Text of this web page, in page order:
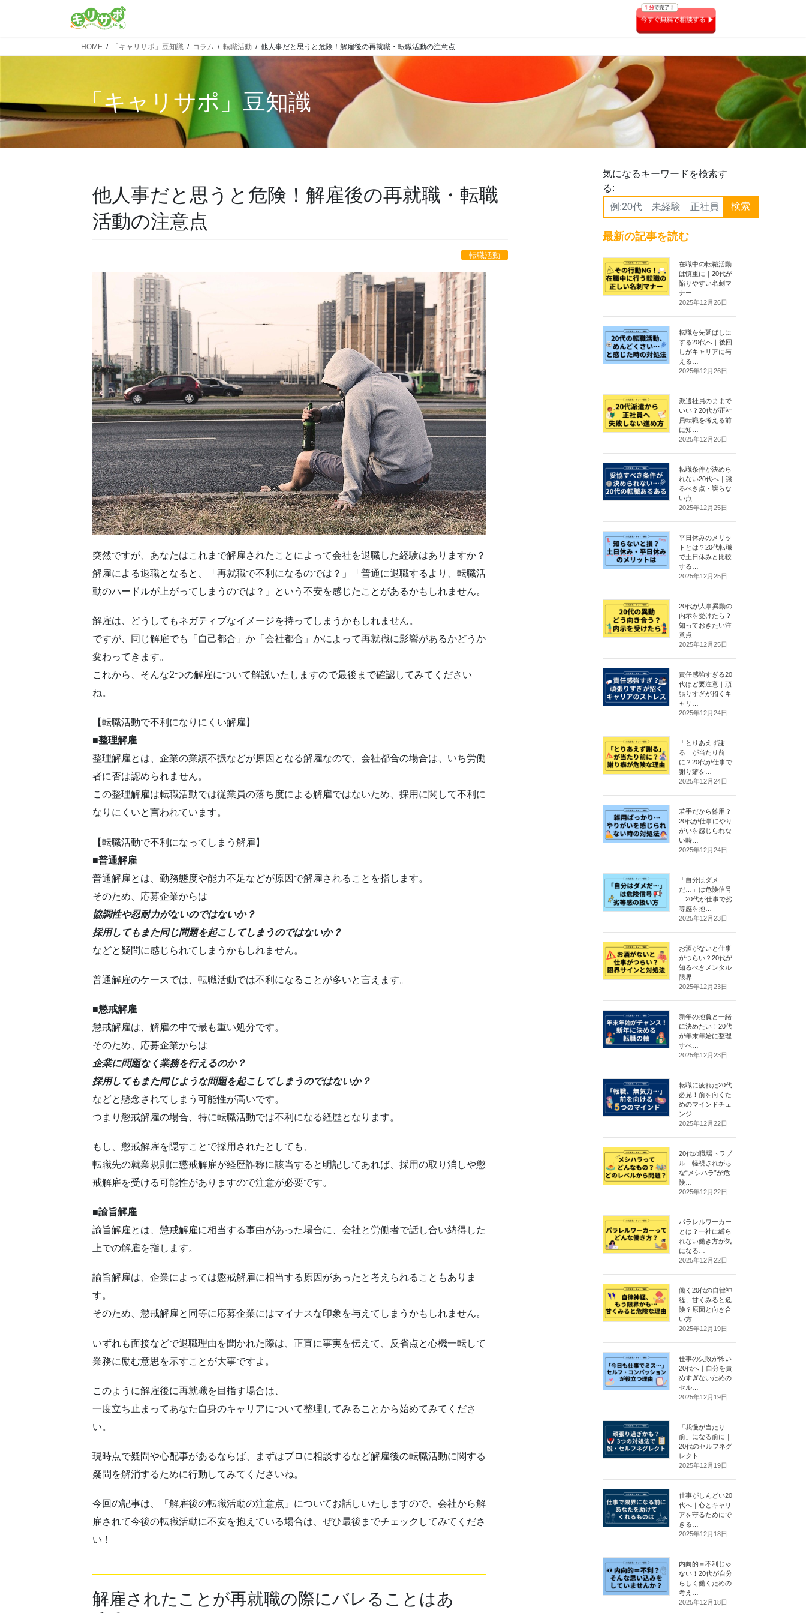
HOME 「キャリサポ」豆知識 コラム 転職活動 他人事だと思うと危険！解雇後の再就職・転職活動の注意点
「キャリサポ 」豆知識
他人事だと思うと危険！解雇後の再就職・転職
活動の注意点
転職活動
突然ですが、あなたはこれまで解雇されたことによって会社を退職した経験はありますか？
解雇による退職となると、「再就職で不利になるのでは？」「普通に退職するより、転職活
動のハードルが上がってしまうのでは？」という不安を感じたことがあるかもしれません。
解雇は、どうしてもネガティブなイメージを持ってしまうかもしれません。
ですが、同じ解雇でも「自己都合」か「会社都合」かによって再就職に影響があるかどうか
変わってきます。
これから、そんな2つの解雇について解説いたしますので最後まで確認してみてください
ね。
【転職活動で不利になりにくい解雇】
■整理解雇
整理解雇とは、企業の業績不振などが原因となる解雇なので、会社都合の場合は、いち労働
者に否は認められません。
この整理解雇は転職活動では従業員の落ち度による解雇ではないため、採用に関して不利に
なりにくいと言われています。
【転職活動で不利になってしまう解雇】
■普通解雇
普通解雇とは、勤務態度や能力不足などが原因で解雇されることを指します。
そのため、応募企業からは
協調性や忍耐力がないのではないか？
採用してもまた同じ問題を起こしてしまうのではないか？
などと疑問に感じられてしまうかもしれません。
普通解雇のケースでは、転職活動では不利になることが多いと言えます。
■懲戒解雇
懲戒解雇は、解雇の中で最も重い処分です。
そのため、応募企業からは
企業に問題なく業務を行えるのか？
採用してもまた同じような問題を起こしてしまうのではないか？
などと懸念されてしまう可能性が高いです。
つまり懲戒解雇の場合、特に転職活動では不利になる経歴となります。
もし、懲戒解雇を隠すことで採用されたとしても、
転職先の就業規則に懲戒解雇が経歴詐称に該当すると明記してあれば、採用の取り消しや懲
戒解雇を受ける可能性がありますので注意が必要です。
■諭旨解雇
諭旨解雇とは、懲戒解雇に相当する事由があった場合に、会社と労働者で話し合い納得した
上での解雇を指します。
諭旨解雇は、企業によっては懲戒解雇に相当する原因があったと考えられることもありま
す。
そのため、懲戒解雇と同等に応募企業にはマイナスな印象を与えてしまうかもしれません。
いずれも面接などで退職理由を聞かれた際は、正直に事実を伝えて、反省点と心機一転して
業務に励む意思を示すことが大事ですよ。
このように解雇後に再就職を目指す場合は、
一度立ち止まってあなた自身のキャリアについて整理してみることから始めてみてくださ
い。
現時点で疑問や心配事があるならば、まずはプロに相談するなど解雇後の転職活動に関する
疑問を解消するために行動してみてくださいね。
今回の記事は、「解雇後の転職活動の注意点」についてお話しいたしますので、会社から解
雇されて今後の転職活動に不安を抱えている場合は、ぜひ最後までチェックしてみてくださ
い！
解雇されたことが再就職の際にバレることはあ
気になるキーワードを検索す
る:
検索
最新の記事を読む
在職中の転職活動
は慎重に｜20代が
陥りやすい名刺マ
ナー…
2025年12月26日
転職を先延ばしに
する20代へ｜後回
しがキャリアに与
える…
2025年12月26日
派遣社員のままで
いい？20代が正社
員転職を考える前
に知…
2025年12月26日
転職条件が決めら
れない20代へ｜譲
るべき点・譲らな
い点…
2025年12月25日
平日休みのメリッ
トとは？20代転職
で土日休みと比較
する…
2025年12月25日
20代が人事異動の
内示を受けたら？
知っておきたい注
意点…
2025年12月25日
責任感強すぎる20
代ほど要注意｜頑
張りすぎが招くキ
ャリ…
2025年12月24日
「とりあえず謝
る」が当たり前
に？20代が仕事で
謝り癖を…
2025年12月24日
若手だから雑用？
20代が仕事にやり
がいを感じられな
い時…
2025年12月24日
「自分はダメ
だ…」は危険信号
｜20代が仕事で劣
等感を抱…
2025年12月23日
お酒がないと仕事
がつらい？20代が
知るべきメンタル
限界…
2025年12月23日
新年の抱負と一緒
に決めたい！20代
が年末年始に整理
すべ…
2025年12月23日
転職に疲れた20代
必見！前を向くた
めのマインドチェ
ンジ…
2025年12月22日
20代の職場トラブ
ル…軽視されがち
な“メシハラ”が危
険…
2025年12月22日
パラレルワーカー
とは？一社に縛ら
れない働き方が気
になる…
2025年12月22日
働く20代の自律神
経、甘くみると危
険？原因と向き合
い方…
2025年12月19日
仕事の失敗が怖い
20代へ｜自分を責
めすぎないための
セル…
2025年12月19日
「我慢が当たり
前」になる前に｜
20代のセルフネグ
レクト…
2025年12月19日
仕事がしんどい20
代へ｜心とキャリ
アを守るためにで
きる…
2025年12月18日
内向的＝不利じゃ
ない！20代が自分
らしく働くための
考え…
2025年12月18日